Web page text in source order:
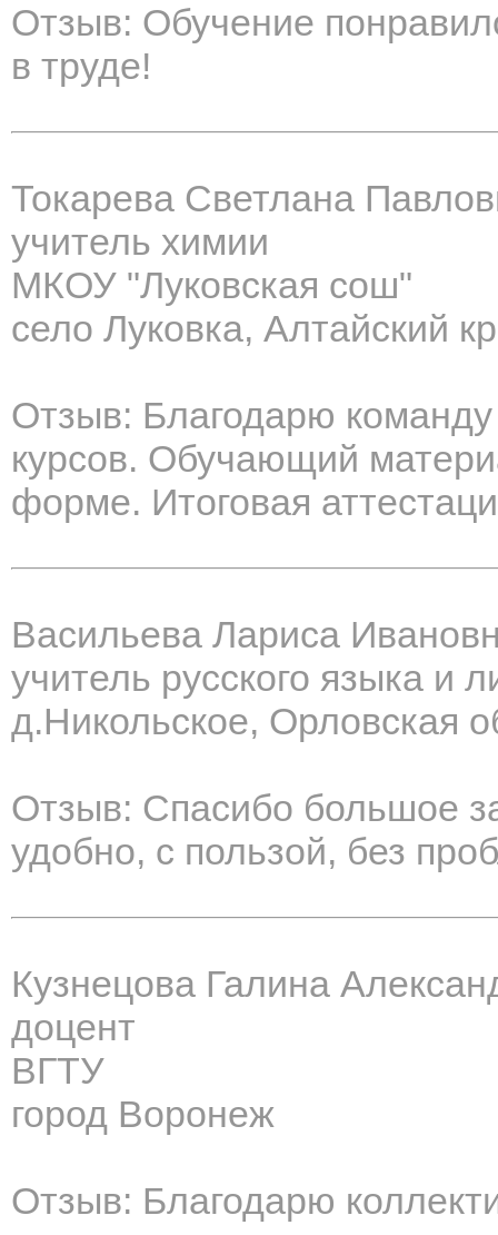
Отзыв: Обучение
в труде!
Токарева Светлана
учитель химии
МКОУ "Луковская сош"
село Луковка, Алтайский
Отзыв: Благодарю
курсов. Обучающий
форме. Итоговая
Васильева Лариса
учитель русского языка и
д.Никольское, Орловская
Отзыв: Спасибо большое
удобно, с пользой, без
Кузнецова Галина
доцент
ВГТУ
город Воронеж
Отзыв: Благодарю